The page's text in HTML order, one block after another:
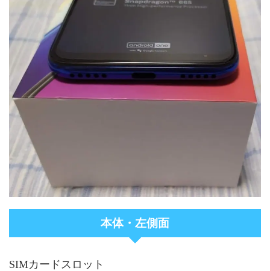
本体・左側面
SIMカードスロット